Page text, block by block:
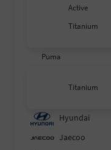
Active
Titanium
Puma
Titanium
Hyundai
Jaecoo